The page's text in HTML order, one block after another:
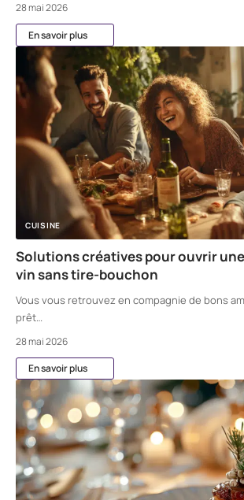
28 mai 2026
En savoir plus
CUISINE
Solutions créatives pour ouvrir
vin sans tire-bouchon
Vous vous retrouvez en compagnie de bons
prêt
28 mai 2026
En savoir plus